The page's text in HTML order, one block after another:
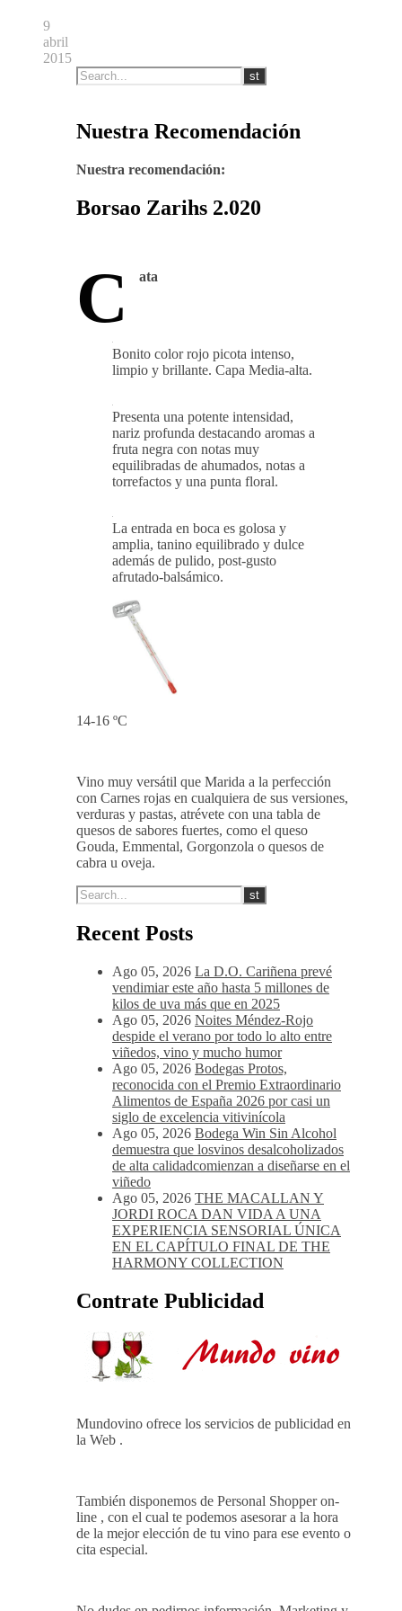
9
abril
2015
Nuestra Recomendación
Nuestra recomendación:
Borsao Zarihs 2.020
C ata
Bonito color rojo picota intenso,
limpio y brillante. Capa Media-alta.
Presenta una potente intensidad,
nariz profunda destacando aromas a
fruta negra con notas muy
equilibradas de ahumados, notas a
torrefactos y una punta floral.
La entrada en boca es golosa y
amplia, tanino equilibrado y dulce
además de pulido, post-gusto
afrutado-balsámico.
14-16 ºC
Vino muy versátil que Marida a la perfección
con Carnes rojas en cualquiera de sus versiones,
verduras y pastas, atrévete con una tabla de
quesos de sabores fuertes, como el queso
Gouda, Emmental, Gorgonzola o quesos de
cabra u oveja.
Recent Posts
Ago 05, 2026 La D.O. Cariñena prevé
vendimiar este año hasta 5 millones de
kilos de uva más que en 2025
Ago 05, 2026 Noites Méndez-Rojo
despide el verano por todo lo alto entre
viñedos, vino y mucho humor
Ago 05, 2026 Bodegas Protos,
reconocida con el Premio Extraordinario
Alimentos de España 2026 por casi un
siglo de excelencia vitivinícola
Ago 05, 2026 Bodega Win Sin Alcohol
demuestra que losvinos desalcoholizados
de alta calidadcomienzan a diseñarse en el
viñedo
Ago 05, 2026 THE MACALLAN Y
JORDI ROCA DAN VIDA A UNA
EXPERIENCIA SENSORIAL ÚNICA
EN EL CAPÍTULO FINAL DE THE
HARMONY COLLECTION
Contrate Publicidad
Mundovino ofrece los servicios de publicidad en
la Web .
También disponemos de Personal Shopper on-
line , con el cual te podemos asesorar a la hora
de la mejor elección de tu vino para ese evento o
cita especial.